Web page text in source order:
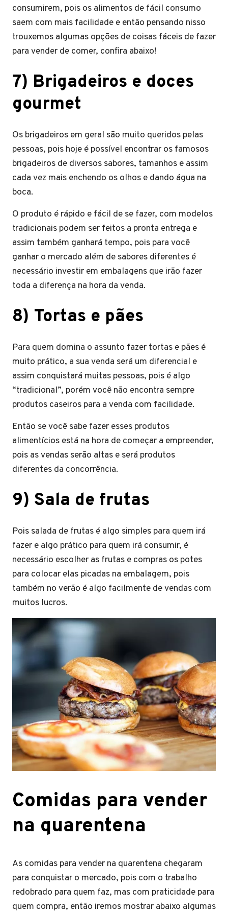
consumirem, pois os alimentos de fácil consumo
saem com mais facilidade e então pensando nisso
trouxemos algumas opções de coisas fáceis de fazer
para vender de comer, confira abaixo!
7) Brigadeiros e doces
gourmet
Os brigadeiros em geral são muito queridos pelas
pessoas, pois hoje é possível encontrar os famosos
brigadeiros de diversos sabores, tamanhos e assim
cada vez mais enchendo os olhos e dando água na
boca.
O produto é rápido e fácil de se fazer, com modelos
tradicionais podem ser feitos a pronta entrega e
assim também ganhará tempo, pois para você
ganhar o mercado além de sabores diferentes é
necessário investir em embalagens que irão fazer
toda a diferença na hora da venda.
8) Tortas e pães
Para quem domina o assunto fazer tortas e pães é
muito prático, a sua venda será um diferencial e
assim conquistará muitas pessoas, pois é algo
“tradicional”, porém você não encontra sempre
produtos caseiros para a venda com facilidade.
Então se você sabe fazer esses produtos
alimentícios está na hora de começar a empreender,
pois as vendas serão altas e será produtos
diferentes da concorrência.
9) Sala de frutas
Pois salada de frutas é algo simples para quem irá
fazer e algo prático para quem irá consumir, é
necessário escolher as frutas e compras os potes
para colocar elas picadas na embalagem, pois
também no verão é algo facilmente de vendas com
muitos lucros.
Comidas para vender
na quarentena
As comidas para vender na quarentena chegaram
para conquistar o mercado, pois com o trabalho
redobrado para quem faz, mas com praticidade para
quem compra, então iremos mostrar abaixo algumas